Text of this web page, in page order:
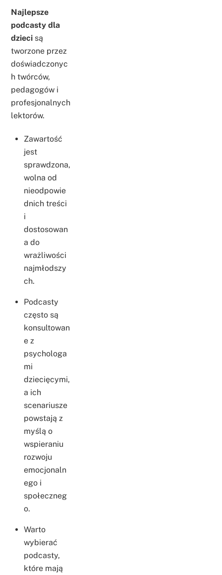
Najlepsze
podcasty dla
dzieci są
tworzone przez
doświadczonyc
h twórców,
pedagogów i
profesjonalnych
lektorów.
Zawartość
jest
sprawdzona,
wolna od
nieodpowie
dnich treści
i
dostosowan
a do
wrażliwości
najmłodszy
ch.
Podcasty
często są
konsultowan
e z
psychologa
mi
dziecięcymi,
a ich
scenariusze
powstają z
myślą o
wspieraniu
rozwoju
emocjonaln
ego i
społeczneg
o.
Warto
wybierać
podcasty,
które mają